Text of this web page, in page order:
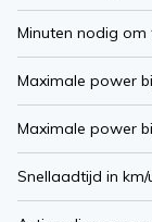
Minuten nodig
Maximale power
Maximale power
Snellaadtijd in km/